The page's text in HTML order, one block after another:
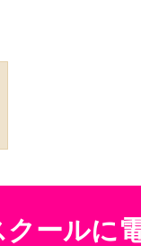
クールに